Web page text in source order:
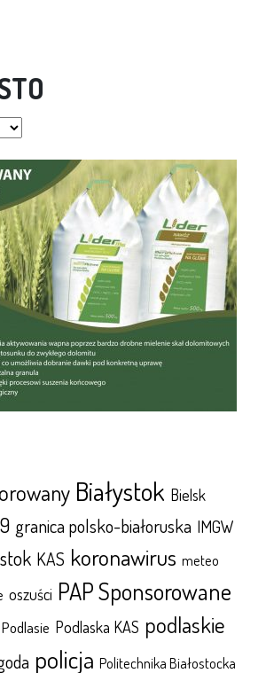
Białystok Bielsk
granica polsko-białoruska IMGW
KAS koronawirus meteo
oszuści PAP Sponsorowane
Podlasie Podlaska KAS podlaskie
policja Politechnika Białostocka